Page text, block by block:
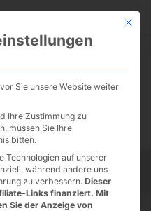
Tests
Mit
Sie unsere Website weiter
Ihre Zustimmung zu
müssen Sie Ihre
bitten.
Technologien auf unserer
während andere uns
zu verbessern. Dieser
Links finanziert. Mit
Sie der Anzeige von